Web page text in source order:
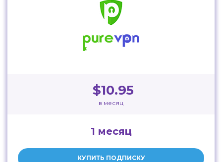
$10.95
в месяц
1 месяц
КУПИТЬ ПОДПИСКУ